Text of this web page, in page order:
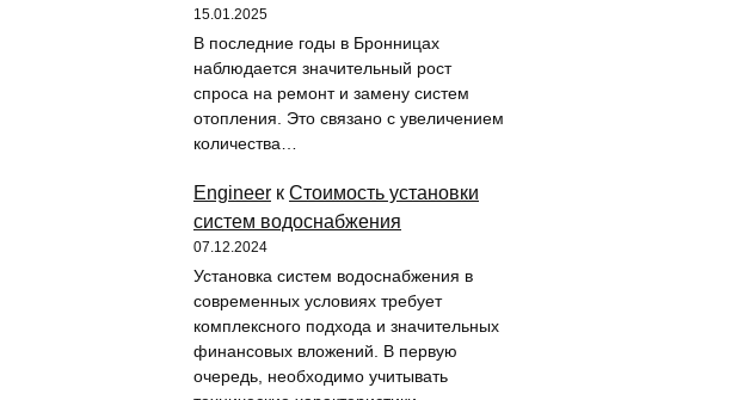
15.01.2025
В последние годы в Бронницах
наблюдается значительный рост
спроса на ремонт и замену систем
отопления. Это связано с увеличением
количества…
Engineer к Стоимость установки
систем водоснабжения
07.12.2024
Установка систем водоснабжения в
современных условиях требует
комплексного подхода и значительных
финансовых вложений. В первую
очередь, необходимо учитывать